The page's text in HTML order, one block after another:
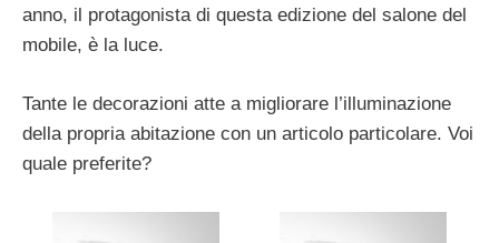
anno, il protagonista di questa edizione del salone del
mobile, è la luce.
Tante le decorazioni atte a migliorare l’illuminazione
della propria abitazione con un articolo particolare. Voi
quale preferite?